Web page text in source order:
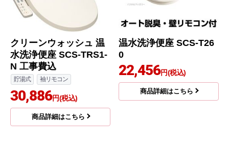
クリーンウォッシュ 温
水洗浄便座 SCS-TRS1-
N 工事費込
貯湯式 袖リモコン
30,886円(税込)
商品詳細はこちら
温水洗浄便座 SCS-T26
0
22,456円(税込)
商品詳細はこちら